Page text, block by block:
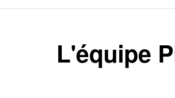
L'équipe